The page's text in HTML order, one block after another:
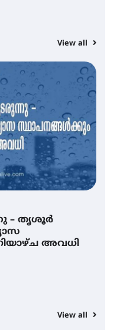
View all
– തൃശൂർ
അവധി
View all
ചെയ്യുന്നു
കോളജ്
സെക്കൻഡറി
കവിതാസംഗമം
കാട്ടൂർ, ടി. കെ.